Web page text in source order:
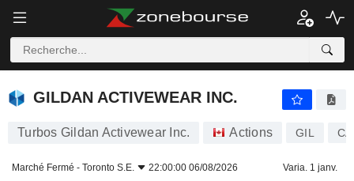
GILDAN ACTIVEWEAR INC.
GILDAN ACTIVEWEAR INC.
Turbos Gildan Activewear Inc. Actions GIL
Marché Fermé - Toronto S.E. 22:00:00 06/08/2026 Varia. 1 janv.